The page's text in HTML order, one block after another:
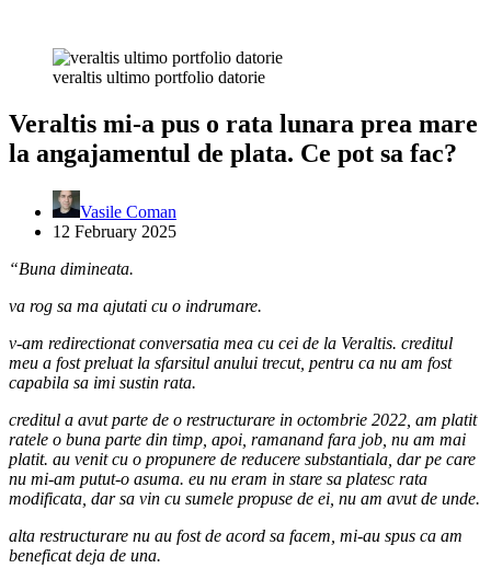
veraltis ultimo portfolio datorie
Veraltis mi-a pus o rata lunara prea mare
la angajamentul de plata. Ce pot sa fac?
Vasile Coman
12 February 2025
“Buna dimineata.
va rog sa ma ajutati cu o indrumare.
v-am redirectionat conversatia mea cu cei de la Veraltis. creditul
meu a fost preluat la sfarsitul anului trecut, pentru ca nu am fost
capabila sa imi sustin rata.
creditul a avut parte de o restructurare in octombrie 2022, am platit
ratele o buna parte din timp, apoi, ramanand fara job, nu am mai
platit. au venit cu o propunere de reducere substantiala, dar pe care
nu mi-am putut-o asuma. eu nu eram in stare sa platesc rata
modificata, dar sa vin cu sumele propuse de ei, nu am avut de unde.
alta restructurare nu au fost de acord sa facem, mi-au spus ca am
beneficat deja de una.